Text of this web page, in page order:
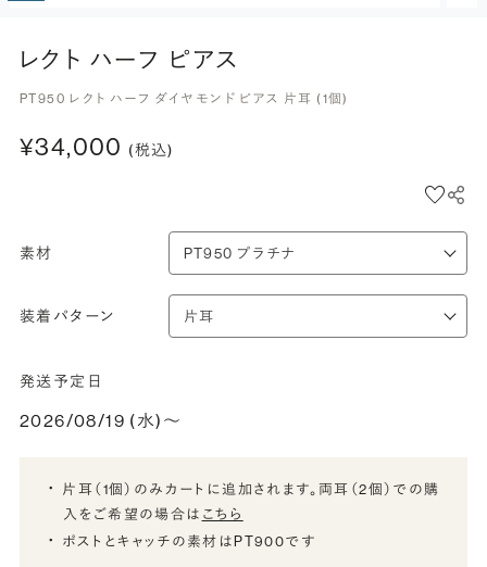
レクト ハーフ ピアス
PT950 レクト ハーフ ダイヤモンド ピアス 片耳 (1個)
¥34,000 (税込)
素材
装着パターン
発送予定日
2026/08/19 (水)〜
片耳（1個）のみカートに追加されます。両耳（2個）での購
入をご希望の場合は こちら
ポストとキャッチの素材はPT900です